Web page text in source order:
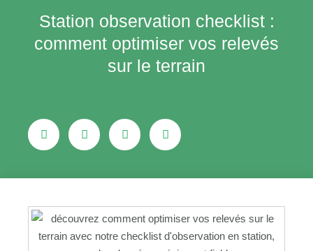
Station observation checklist :
comment optimiser vos relevés
sur le terrain